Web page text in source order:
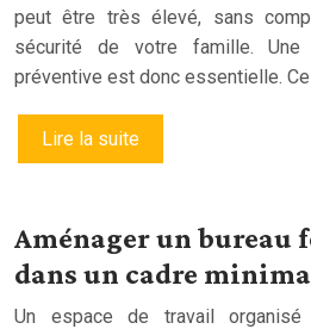
peut être très élevé, sans
sécurité de votre famille. Une
préventive est donc essentielle.
Lire la suite
Aménager un bureau
dans un cadre
Un espace de travail